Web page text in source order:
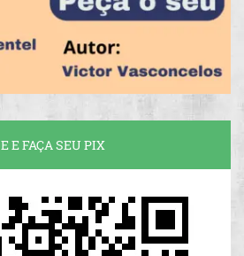
E FAÇA SEU PIX